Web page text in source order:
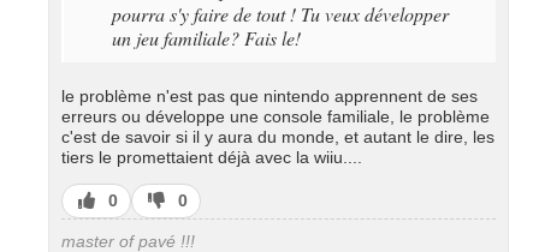
pourra s'y faire de tout ! Tu veux développer
un jeu familiale? Fais le!
le problème n'est pas que nintendo apprennent de ses
erreurs ou développe une console familiale, le problème
c'est de savoir si il y aura du monde, et autant le dire, les
tiers le promettaient déjà avec la wiiu....
J’aime
0
J’aime
pas
0
master of pavé !!!